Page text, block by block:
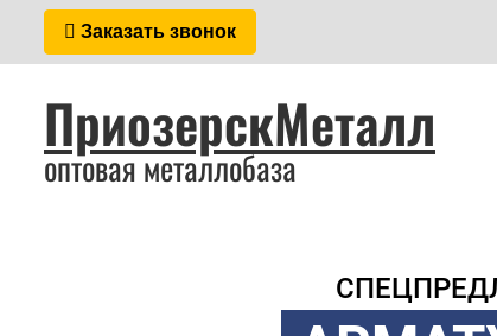
Заказать звонок
ПриозерскМеталл
оптовая металлобаза